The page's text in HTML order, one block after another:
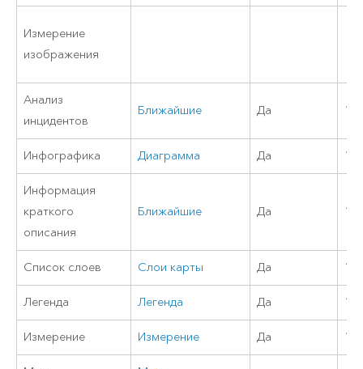
Измерение
изображения
Анализ
инцидентов
Ближайшие Да
Инфографика Диаграмма Да
Информация
краткого
описания
Ближайшие Да
Список слоев Слои карты Да
Легенда Легенда Да
Измерение Измерение Да